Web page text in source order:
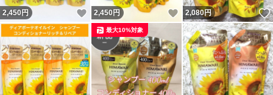
2,450 円 いいね！
2,450 円 いいね！
2,080円
最大10%対象